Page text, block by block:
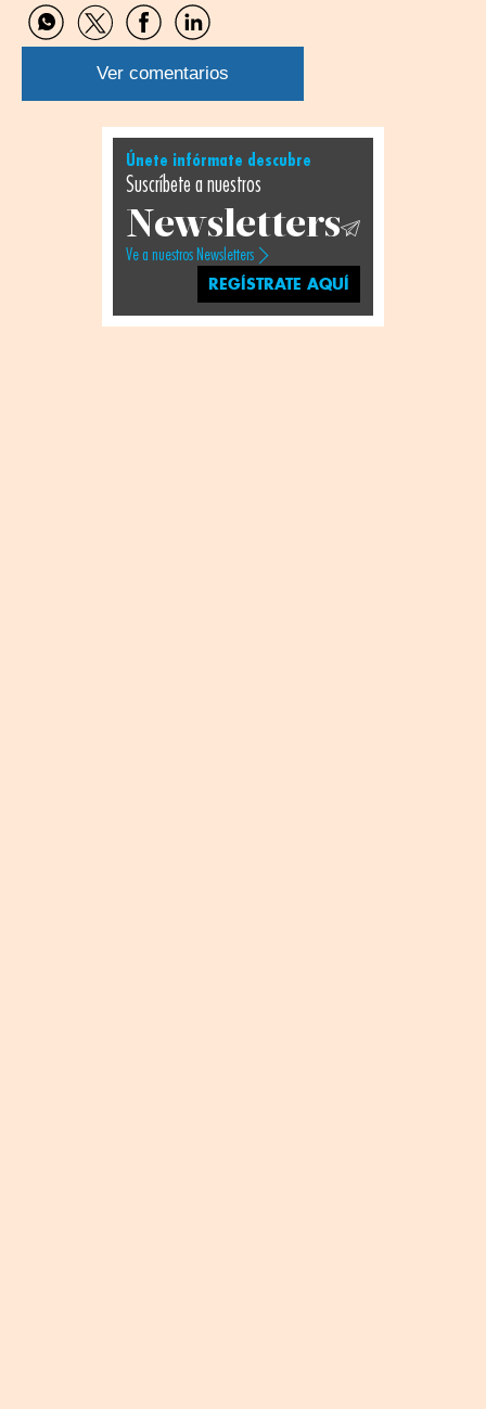
Compartir
por
WhatsApp
Compartir
por
Twitter
Compartir
por
Facebook
Compartir
por
Linkedin
Ver comentarios
Únete infórmate descubre
Suscríbete a nuestros
Newsletters
Ve a nuestros Newsletters
REGÍSTRATE AQUÍ